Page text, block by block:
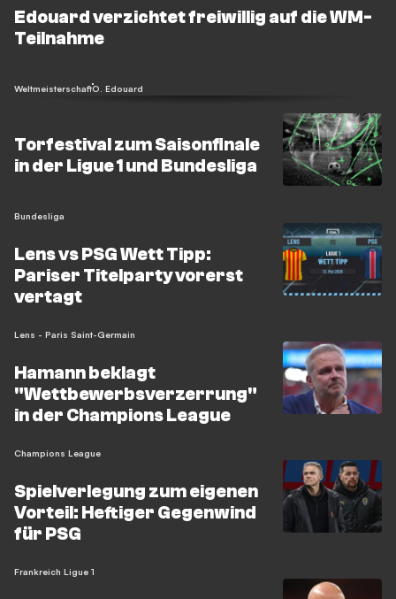
Edouard verzichtet freiwillig auf die WM-
Teilnahme
WeltmeisterschaftO. Edouard
Torfestival zum Saisonfinale
in der Ligue 1 und Bundesliga
Bundesliga
Lens vs PSG Wett Tipp:
Pariser Titelparty vorerst
vertagt
Lens - Paris Saint-Germain
Hamann beklagt
"Wettbewerbsverzerrung"
in der Champions League
Champions League
Spielverlegung zum eigenen
Vorteil: Heftiger Gegenwind
für PSG
Frankreich Ligue 1